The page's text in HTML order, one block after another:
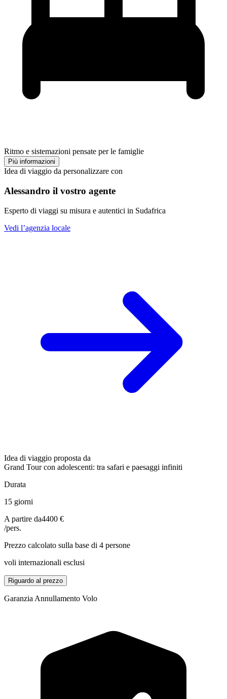
Ritmo e sistemazioni pensate per le famiglie
Più informazioni
Idea di viaggio da personalizzare con
Alessandro il vostro agente
Esperto di viaggi su misura e autentici in Sudafrica
Vedi l’agenzia locale
Idea di viaggio proposta da
Grand Tour con adolescenti: tra safari e paesaggi infiniti
Durata
15 giorni
A partire da4400 €
/pers.
Prezzo calcolato sulla base di 4 persone
voli internazionali esclusi
Riguardo al prezzo
Garanzia Annullamento Volo